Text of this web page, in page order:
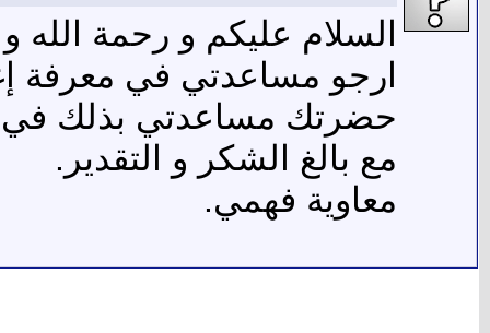
السلام عليكم و رحمة الله و
ارجو مساعدتي في معرفة
حضرتك مساعدتي بذلك في
مع بالغ الشكر و التقدير.
معاوية فهمي.